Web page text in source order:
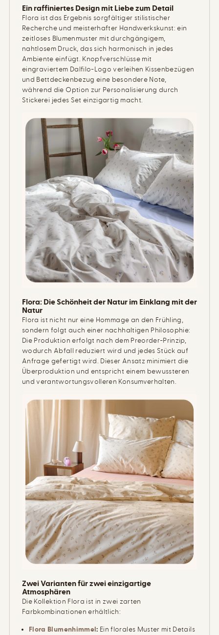
Ein raffiniertes Design mit Liebe zum Detail
Flora ist das Ergebnis sorgfältiger stilistischer
Recherche und meisterhafter Handwerkskunst: ein
zeitloses Blumenmuster mit durchgängigem,
nahtlosem Druck, das sich harmonisch in jedes
Ambiente einfügt. Knopfverschlüsse mit
eingraviertem Dalfilo-Logo verleihen Kissenbezügen
und Bettdeckenbezug eine besondere Note,
während die Option zur Personalisierung durch
Stickerei jedes Set einzigartig macht.
Flora: Die Schönheit der Natur im Einklang mit der
Natur
Flora ist nicht nur eine Hommage an den Frühling,
sondern folgt auch einer nachhaltigen Philosophie:
Die Produktion erfolgt nach dem Preorder-Prinzip,
wodurch Abfall reduziert wird und jedes Stück auf
Anfrage gefertigt wird. Dieser Ansatz minimiert die
Überproduktion und entspricht einem bewussteren
und verantwortungsvolleren Konsumverhalten.
Zwei Varianten für zwei einzigartige
Atmosphären
Die Kollektion Flora ist in zwei zarten
Farbkombinationen erhältlich:
Flora Blumenhimmel: Ein florales Muster mit Details